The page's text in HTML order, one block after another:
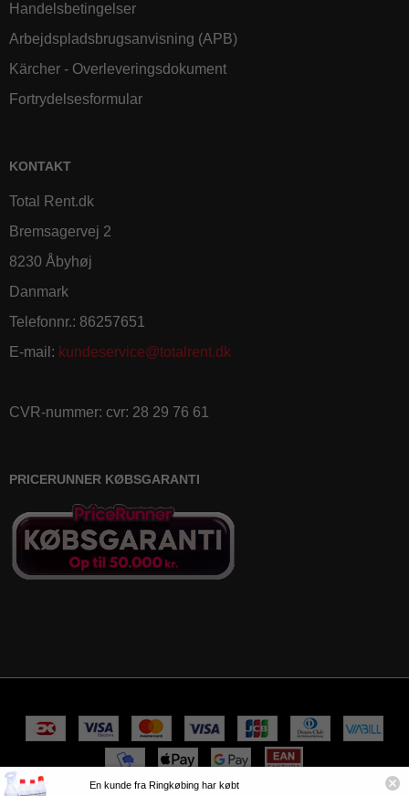
Handelsbetingelser
Arbejdspladsbrugsanvisning (APB)
Kärcher - Overleveringsdokument
Fortrydelsesformular
KONTAKT
Total Rent.dk
Bremsagervej 2
8230 Åbyhøj
Danmark
Telefonnr.: 86257651
E-mail : kundeservice@totalrent.dk
CVR-nummer: cvr: 28 29 76 61
PRICERUNNER KØBSGARANTI
En kunde fra Ringkøbing har købt